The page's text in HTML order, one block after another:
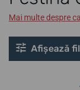
Mai multe despre
Afișează